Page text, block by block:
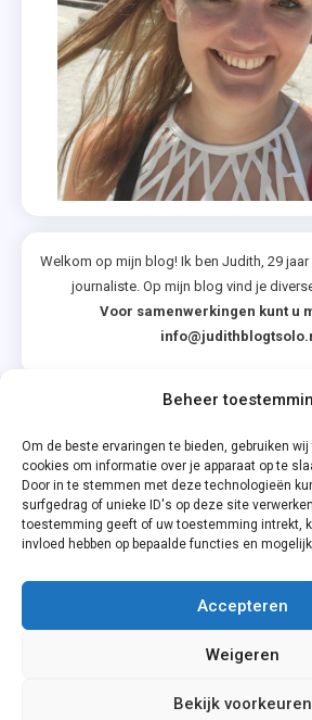
Beheer
Om de beste ervaringen te bieden, gebruiken
cookies om informatie over je apparaat op te
Door in te stemmen met deze technologieën
surfgedrag of unieke ID's op deze site
toestemming geeft of uw toestemming intrekt,
invloed hebben op bepaalde functies en
Accepteren
Weigeren
Bekijk voorkeuren
Welkom op mijn blog! Ik ben Judith, 29
journaliste. Op mijn blog vind je
Voor samenwerkingen kunt u
Privacyverklaring